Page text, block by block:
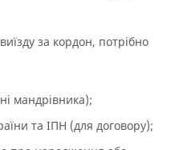
за кордон, потрібно
мандрівника);
та ІПН (для договору);